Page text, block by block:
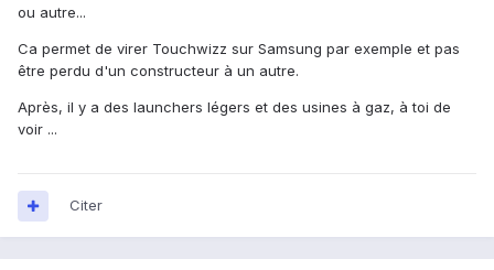
ou autre...
Ca permet de virer Touchwizz sur Samsung par exemple et pas
être perdu d'un constructeur à un autre.
Après, il y a des launchers légers et des usines à gaz, à toi de
voir ...
Citer